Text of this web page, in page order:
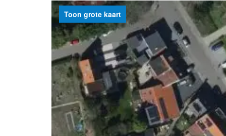
Toon grote kaart